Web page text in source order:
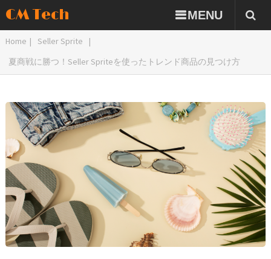
CM Tech MENU
Home | Seller Sprite
|
夏商戦に勝つ！Seller Spriteを使ったトレンド商品の見つけ方